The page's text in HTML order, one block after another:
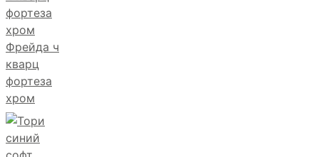
Фрейда ч
кварц
фортеза
хром